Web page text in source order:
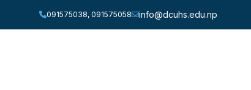
091575038, 091575058 info@dcuhs.edu.np